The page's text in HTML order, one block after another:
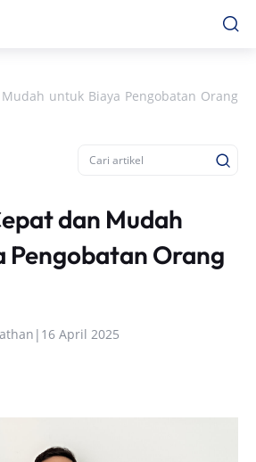
untuk Biaya Pengobatan Orang
dan Mudah
Pengobatan Orang
| 16 April 2025